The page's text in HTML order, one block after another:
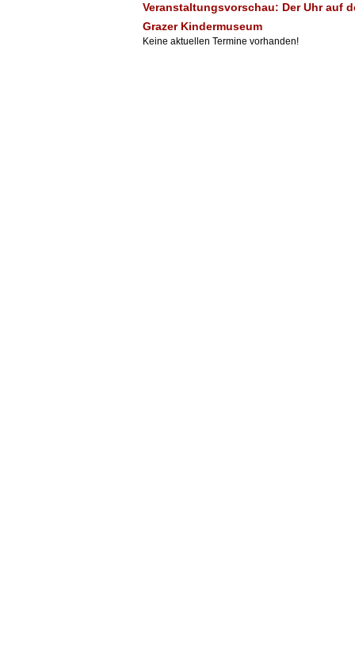
Veranstaltungsvorschau: Der Uhr auf
Grazer Kindermuseum
Keine aktuellen Termine vorhanden!